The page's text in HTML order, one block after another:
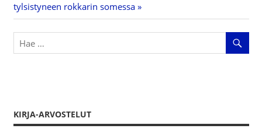
tylsistyneen rokkarin somessa
KIRJA-ARVOSTELUT